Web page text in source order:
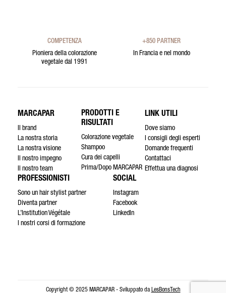
COMPETENZA
Pioniera della colorazione
vegetale dal 1991
+850 PARTNER
In Francia e nel mondo
MARCAPAR
Il brand
La nostra storia
La nostra visione
Il nostro impegno
Il nostro team
PRODOTTI E
RISULTATI
Colorazione vegetale
Shampoo
Cura dei capelli
Prima/Dopo MARCAPAR
LINK UTILI
Dove siamo
I consigli degli esperti
Domande frequenti
Contattaci
Effettua una diagnosi
PROFESSIONISTI
Sono un hair stylist partner
Diventa partner
L’Institution Végétale
I nostri corsi di formazione
SOCIAL
Instagram
Facebook
LinkedIn
Copyright © 2025 MARCAPAR - Sviluppato da LesBonsTech